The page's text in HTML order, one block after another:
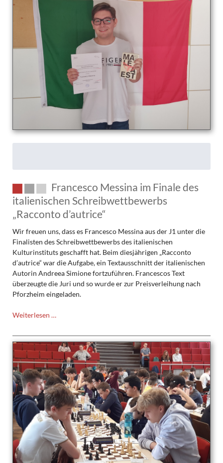
Schulwettbewerb
Francesco Messina im Finale des
italienischen Schreibwettbewerbs
„Racconto d’autrice“
Wir freuen uns, dass es Francesco Messina aus der J1 unter die
Finalisten des Schreibwettbewerbs des italienischen
Kulturinstituts geschafft hat. Beim diesjährigen „Racconto
d’autrice“ war die Aufgabe, ein Textausschnitt der italienischen
Autorin Andreea Simione fortzuführen. Francescos Text
überzeugte die Juri und so wurde er zur Preisverleihung nach
Pforzheim eingeladen.
Weiterlesen …
im
Finale
des
italienischen
Schreibwettbewerbs
„Racconto
d’autrice“